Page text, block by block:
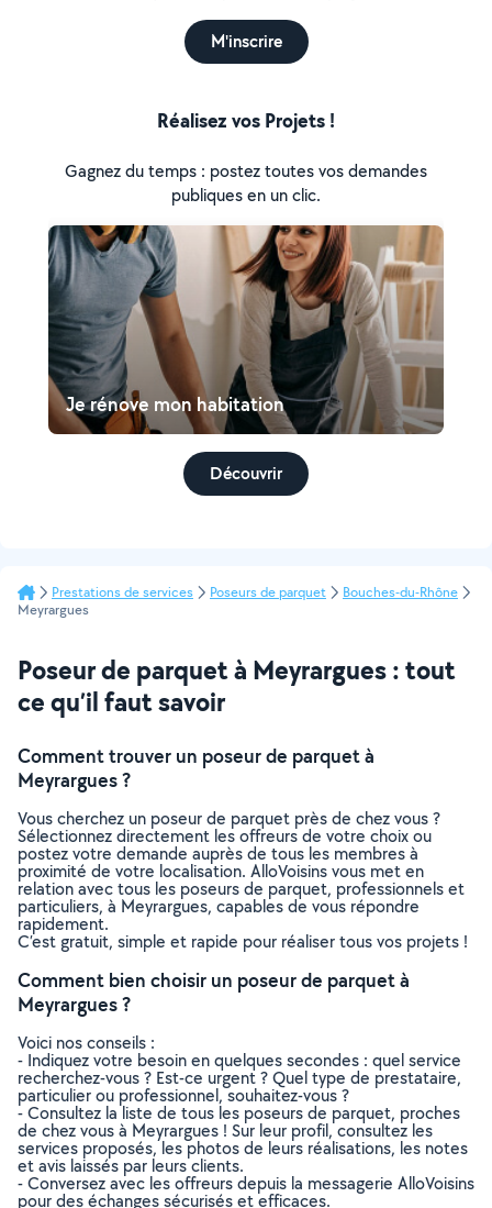
M'inscrire
Réalisez vos Projets !
Gagnez du temps : postez toutes vos demandes
publiques en un clic.
Je rénove mon habitation
Découvrir
Prestations de services Poseurs de parquet
Bouches-du-Rhône
Meyrargues
Poseur de parquet à Meyrargues : tout
ce qu’il faut savoir
Comment trouver un poseur de parquet à
Meyrargues ?
Vous cherchez un poseur de parquet près de chez vous ?
Sélectionnez directement les offreurs de votre choix ou
postez votre demande auprès de tous les membres à
proximité de votre localisation. AlloVoisins vous met en
relation avec tous les poseurs de parquet, professionnels et
particuliers, à Meyrargues, capables de vous répondre
rapidement.
C’est gratuit, simple et rapide pour réaliser tous vos projets !
Comment bien choisir un poseur de parquet à
Meyrargues ?
Voici nos conseils :
- Indiquez votre besoin en quelques secondes : quel service
recherchez-vous ? Est-ce urgent ? Quel type de prestataire,
particulier ou professionnel, souhaitez-vous ?
- Consultez la liste de tous les poseurs de parquet, proches
de chez vous à Meyrargues ! Sur leur profil, consultez les
services proposés, les photos de leurs réalisations, les notes
et avis laissés par leurs clients.
- Conversez avec les offreurs depuis la messagerie AlloVoisins
pour des échanges sécurisés et efficaces.